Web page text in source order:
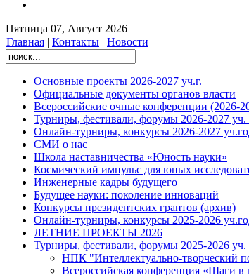
Пятница 07, Август 2026
Главная | Контакты | Новости
Основные проекты 2026-2027 уч.г.
Официальные документы органов власти
Всероссийские очные конференции (2026-
Турниры, фестивали, форумы 2026-2027 уч.
Онлайн-турниры, конкурсы 2026-2027
СМИ о нас
Школа наставничества «Юность науки»
Космический импульс для юных
Инженерные кадры будущего
Будущее науки: поколение инноваций
Конкурсы президентских грантов (архив)
Онлайн-турниры, конкурсы 2025-2026
ЛЕТНИЕ ПРОЕКТЫ 2026
Турниры, фестивали, форумы 2025-2026 уч.
НПК "Интеллектуально-творческий
Всероссийская конференция «Шаги в